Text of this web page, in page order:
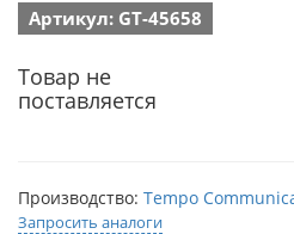
Артикул: GT-45658
Товар не
поставляется
Производство: Tempo
Запросить аналоги